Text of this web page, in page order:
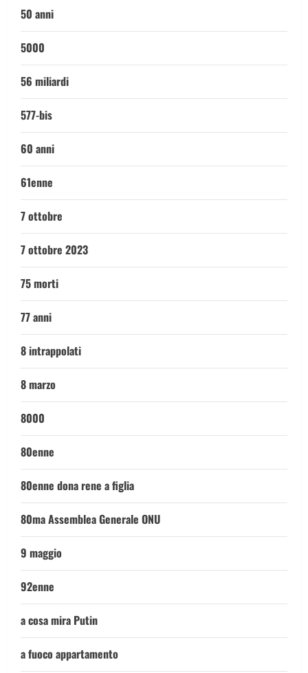
50 anni
5000
56 miliardi
577-bis
60 anni
61enne
7 ottobre
7 ottobre 2023
75 morti
77 anni
8 intrappolati
8 marzo
8000
80enne
80enne dona rene a figlia
80ma Assemblea Generale ONU
9 maggio
92enne
a cosa mira Putin
a fuoco appartamento